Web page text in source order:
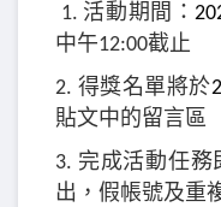
1. 活動期間：
中午12:00截止
2. 得獎名單將於
貼文中的留言區
3. 完成活動任務
出，假帳號及重